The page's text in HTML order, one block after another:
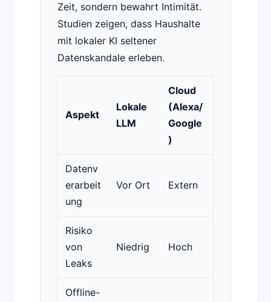
Zeit, sondern bewahrt Intimität.
Studien zeigen, dass Haushalte
mit lokaler KI seltener
Datenskandale erleben.
Aspekt
Lokale
LLM
Cloud
(Alexa/
Google
)
Datenv
erarbeit
ung
Vor Ort Extern
Risiko
von
Leaks
Niedrig Hoch
Offline-